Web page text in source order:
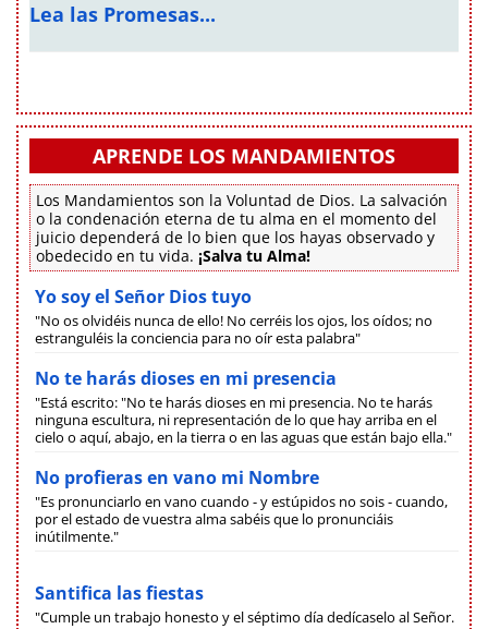
Lea las Promesas...
APRENDE LOS MANDAMIENTOS
Los Mandamientos son la Voluntad de Dios. La salvación
o la condenación eterna de tu alma en el momento del
juicio dependerá de lo bien que los hayas observado y
obedecido en tu vida. ¡Salva tu Alma!
Yo soy el Señor Dios tuyo
"No os olvidéis nunca de ello! No cerréis los ojos, los oídos; no
estranguléis la conciencia para no oír esta palabra"
No te harás dioses en mi presencia
"Está escrito: "No te harás dioses en mi presencia. No te harás
ninguna escultura, ni representación de lo que hay arriba en el
cielo o aquí, abajo, en la tierra o en las aguas que están bajo ella."
No profieras en vano mi Nombre
"Es pronunciarlo en vano cuando - y estúpidos no sois - cuando,
por el estado de vuestra alma sabéis que lo pronunciáis
inútilmente."
Santifica las fiestas
"Cumple un trabajo honesto y el séptimo día dedícaselo al Señor.